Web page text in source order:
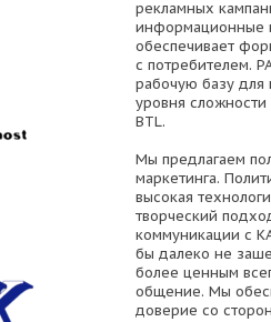
рекламных
информационные
обеспечивает
с потребителем.
рабочую базу
уровня
BTL.
Мы предлагаем
маркетинга.
высокая
творческий
коммуникации с
бы далеко не
более ценным
общение. Мы
доверие со